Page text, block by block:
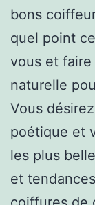
bons
quel point
vous et faire
naturelle
Vous
poétique et
les plus
et